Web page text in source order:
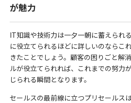
が魅力
IT知識や技術力は一夕一朝に蓄えられ
に役立てられるほどに詳しいのならこ
きたことでしょう。顧客の困りごと解
ルが役立てられれば、これまでの努力
じられる瞬間となります。
セールスの最前線に立つプリセールス